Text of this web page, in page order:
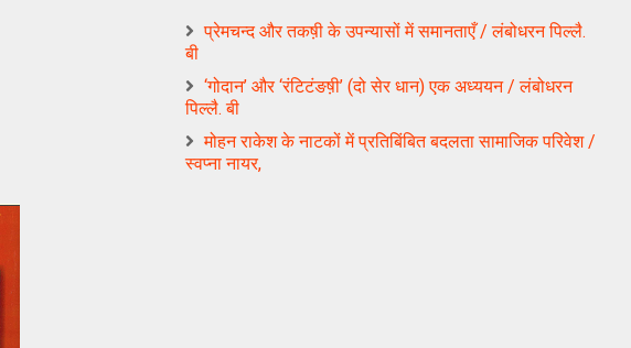
प्रेमचन्द और तकष़ी के उपन्यासों में समानताएँ / लंबोधरन पिल्लै.
बी
‘गोदान’ और ‘रंटिटंङष़ी’ (दो सेर धान) एक अध्ययन / लंबोधरन
पिल्लै. बी
मोहन राकेश के नाटकों में प्रतिबिंबित बदलता सामाजिक परिवेश /
स्वप्ना नायर,